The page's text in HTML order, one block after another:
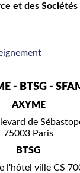
et des
- BTSG -
AXYME
de
75003 Paris
BTSG
l'hôtel ville CS